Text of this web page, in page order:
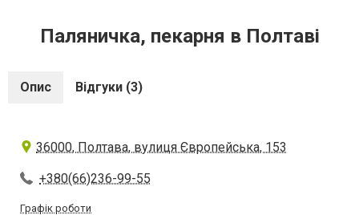
Паляничка, пекарня в Полтаві
Опис Відгуки (3)
36000, Полтава, вулиця Європейська, 153
+380(66)236-99-55
Графік роботи